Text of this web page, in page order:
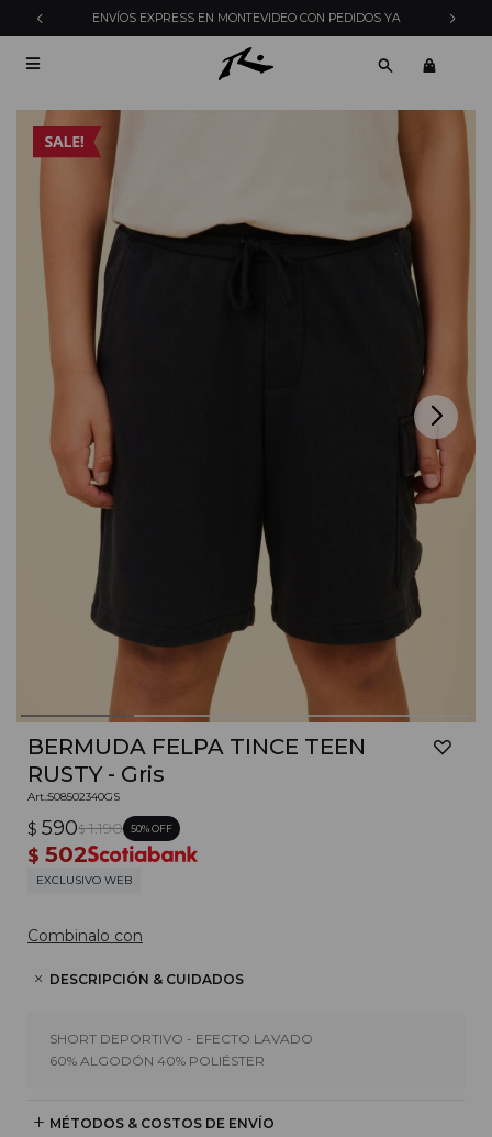
ENVÍOS EXPRESS EN MONTEVIDEO CON PEDIDOS YA

BERMUDA FELPA TINCE TEEN
RUSTY - Gris
508502340GS
$ 590$ 1.190 50
$ 502
EXCLUSIVO WEB
Combinalo con
DESCRIPCIÓN & CUIDADOS
SHORT DEPORTIVO - EFECTO LAVADO
60% ALGODÓN 40% POLIÉSTER
MÉTODOS & COSTOS DE ENVÍO